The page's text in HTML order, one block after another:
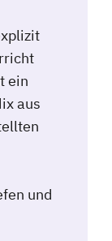
ein
aus
und